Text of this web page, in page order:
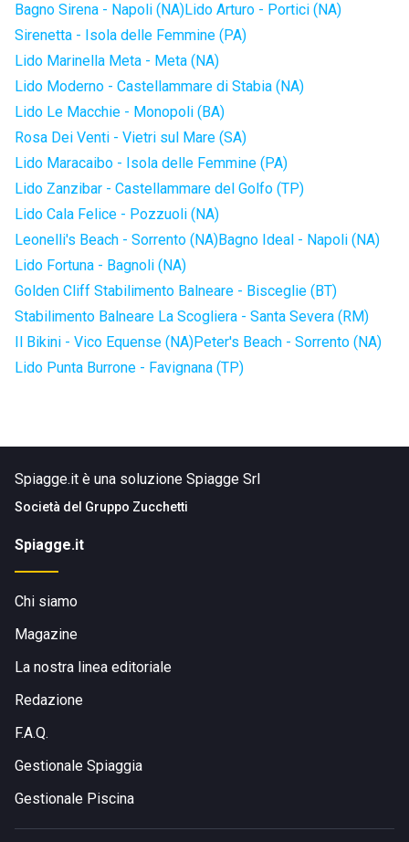
Bagno Sirena - Napoli (NA)Lido Arturo - Portici (NA)
Sirenetta - Isola delle Femmine (PA)
Lido Marinella Meta - Meta (NA)
Lido Moderno - Castellammare di Stabia (NA)
Lido Le Macchie - Monopoli (BA)
Rosa Dei Venti - Vietri sul Mare (SA)
Lido Maracaibo - Isola delle Femmine (PA)
Lido Zanzibar - Castellammare del Golfo (TP)
Lido Cala Felice - Pozzuoli (NA)
Leonelli's Beach - Sorrento (NA)Bagno Ideal - Napoli (NA)
Lido Fortuna - Bagnoli (NA)
Golden Cliff Stabilimento Balneare - Bisceglie (BT)
Stabilimento Balneare La Scogliera - Santa Severa (RM)
Il Bikini - Vico Equense (NA)Peter's Beach - Sorrento (NA)
Lido Punta Burrone - Favignana (TP)
Spiagge.it è una soluzione Spiagge Srl
Società del Gruppo Zucchetti
Spiagge.it
Chi siamo
Magazine
La nostra linea editoriale
Redazione
F.A.Q.
Gestionale Spiaggia
Gestionale Piscina